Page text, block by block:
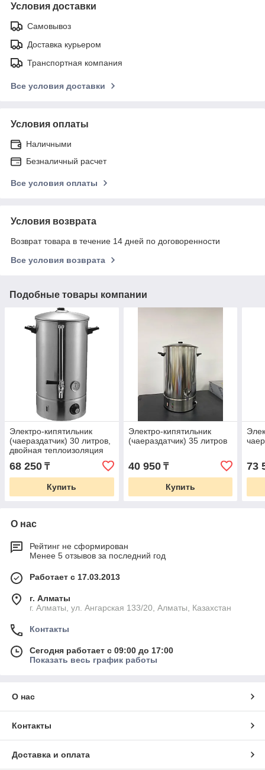
Условия доставки
Самовывоз
Доставка курьером
Транспортная компания
Все условия доставки
Условия оплаты
Наличными
Безналичный расчет
Все условия оплаты
Условия возврата
Возврат товара в течение 14 дней по договоренности
Все условия возврата
Подобные товары компании
Электро-кипятильник
(чаераздатчик) 30 литров,
двойная теплоизоляция
68 250 ₸
Купить
Электро-кипятильник
(чаераздатчик) 35 литров
40 950₸
Купить
73
О нас
Рейтинг не сформирован
Менее 5 отзывов за последний год
Работает с 17.03.2013
г. Алматы
г. Алматы, ул. Ангарская 133/20, Алматы, Казахстан
Контакты
Сегодня работает с 09:00 до 17:00
Показать весь график работы
О нас
Контакты
Доставка и оплата